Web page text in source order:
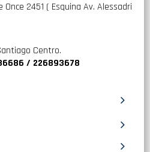
2451 ( Esquina Av. Alessadri
Centro.
/ 226893678